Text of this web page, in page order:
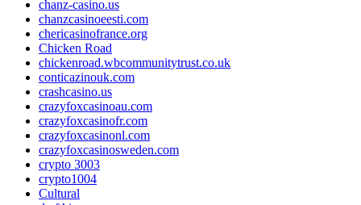
chanz-casino.us
chanzcasinoeesti.com
chericasinofrance.org
Chicken Road
chickenroad.wbcommunitytrust.co.uk
conticazinouk.com
crashcasino.us
crazyfoxcasinoau.com
crazyfoxcasinofr.com
crazyfoxcasinonl.com
crazyfoxcasinosweden.com
crypto 3003
crypto1004
Cultural